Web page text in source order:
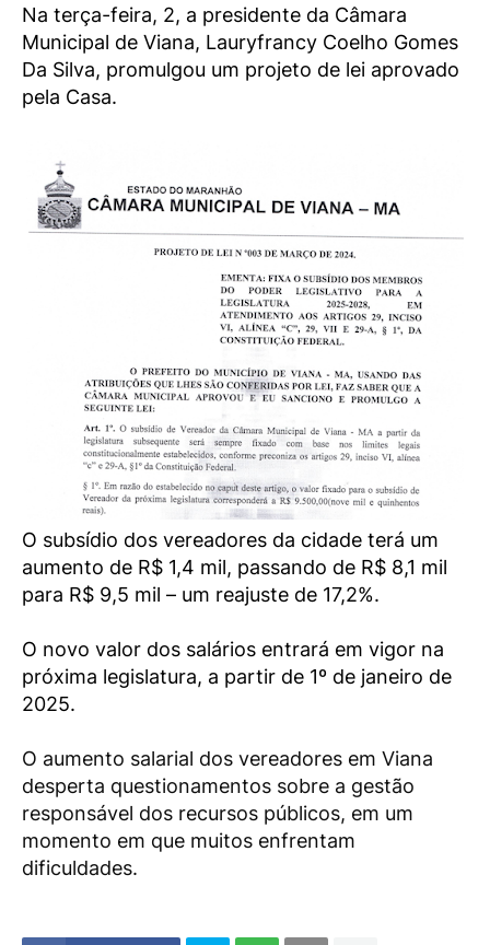
Na terça-feira, 2, a presidente da Câmara
Municipal de Viana, Lauryfrancy Coelho Gomes
Da Silva, promulgou um projeto de lei aprovado
pela Casa.
O subsídio dos vereadores da cidade terá um
aumento de R$ 1,4 mil, passando de R$ 8,1 mil
para R$ 9,5 mil – um reajuste de 17,2%.
O novo valor dos salários entrará em vigor na
próxima legislatura, a partir de 1º de janeiro de
2025.
O aumento salarial dos vereadores em Viana
desperta questionamentos sobre a gestão
responsável dos recursos públicos, em um
momento em que muitos enfrentam
dificuldades.